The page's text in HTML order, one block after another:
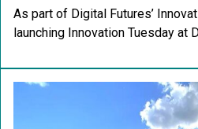
As part of Digital Futures’
launching Innovation Tuesday at